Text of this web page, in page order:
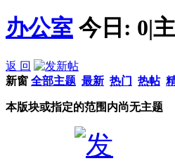
办公室 今日: 0|
返 回
新窗 全部主题 最新 热门 热帖
本版块或指定的范围内尚无主题